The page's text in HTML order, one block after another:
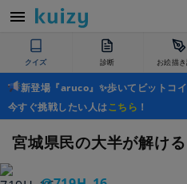
クイズ 診断 お絵描
新登場『aruco』✨歩いてビットコ
今すぐ挑戦したい人はこちら ！
宮城県民の大半が解け